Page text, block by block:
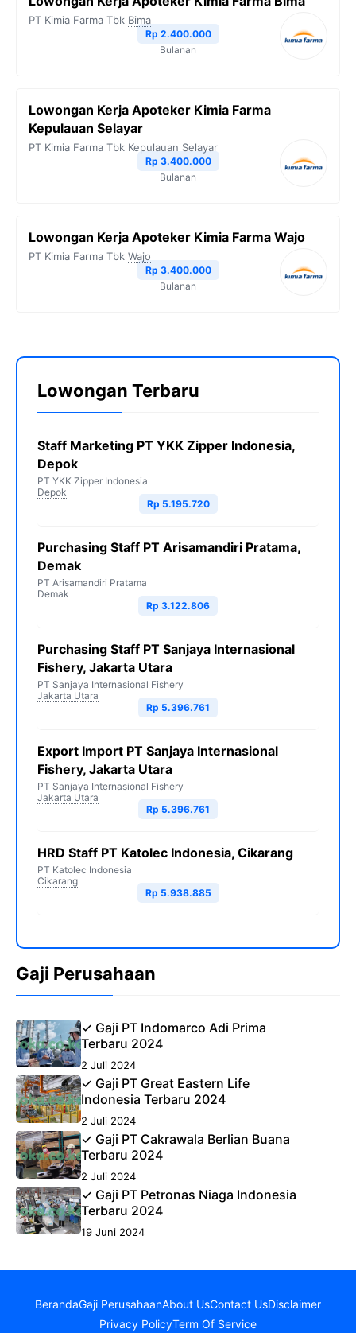
PT Kimia Farma Tbk Bima
Rp 2.400.000
Bulanan
Lowongan Kerja Apoteker Kimia Farma
Kepulauan Selayar
PT Kimia Farma Tbk Kepulauan Selayar
Rp 3.400.000
Bulanan
Lowongan Kerja Apoteker Kimia Farma Wajo
PT Kimia Farma Tbk Wajo
Rp 3.400.000
Bulanan
Lowongan Terbaru
Staff Marketing PT YKK Zipper Indonesia,
Depok
PT YKK Zipper Indonesia
Depok
Rp 5.195.720
Purchasing Staff PT Arisamandiri Pratama,
Demak
PT Arisamandiri Pratama
Demak
Rp 3.122.806
Purchasing Staff PT Sanjaya Internasional
Fishery, Jakarta Utara
PT Sanjaya Internasional Fishery
Jakarta Utara
Rp 5.396.761
Export Import PT Sanjaya Internasional
Fishery, Jakarta Utara
PT Sanjaya Internasional Fishery
Jakarta Utara
Rp 5.396.761
HRD Staff PT Katolec Indonesia, Cikarang
PT Katolec Indonesia
Cikarang
Rp 5.938.885
Gaji Perusahaan
✓ Gaji PT Indomarco Adi Prima
Terbaru 2024
2 Juli 2024
✓ Gaji PT Great Eastern Life
Indonesia Terbaru 2024
2 Juli 2024
✓ Gaji PT Cakrawala Berlian Buana
Terbaru 2024
2 Juli 2024
✓ Gaji PT Petronas Niaga Indonesia
Terbaru 2024
19 Juni 2024
BerandaGaji PerusahaanAbout UsContact UsDisclaimer
Privacy PolicyTerm Of Service